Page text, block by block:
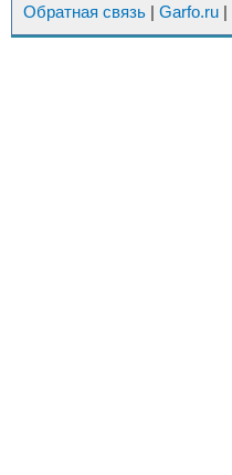
Обратная связь | Garfo.ru |